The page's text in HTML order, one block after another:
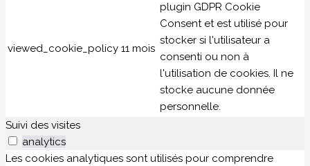
viewed_cookie_policy 11 mois
plugin GDPR Cookie
Consent et est utilisé pour
stocker si l'utilisateur a
consenti ou non à
l'utilisation de cookies. Il ne
stocke aucune donnée
personnelle.
Suivi des visites
analytics
Les cookies analytiques sont utilisés pour comprendre